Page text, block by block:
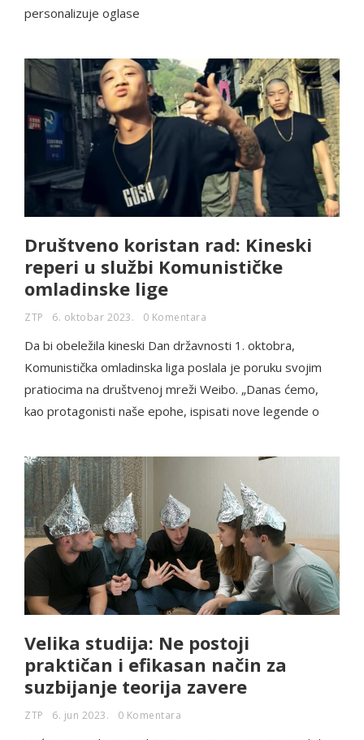
personalizuje oglase
Društveno koristan rad: Kineski
reperi u službi Komunističke
omladinske lige
ZTP 6. oktobar 2023. 0 Komentara
Da bi obeležila kineski Dan državnosti 1. oktobra,
Komunistička omladinska liga poslala je poruku svojim
pratiocima na društvenoj mreži Weibo. „Danas ćemo,
kao protagonisti naše epohe, ispisati nove legende o
Velika studija: Ne postoji
praktičan i efikasan način za
suzbijanje teorija zavere
ZTP 6. jun 2023. 0 Komentara